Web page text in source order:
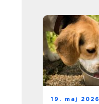
19. maj 2026